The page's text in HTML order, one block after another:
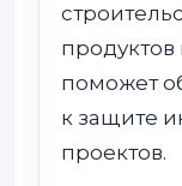
продуктов
поможет
к защите
проектов.